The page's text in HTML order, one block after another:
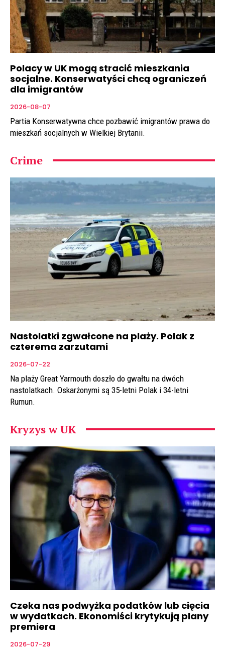
Polacy w UK mogą stracić mieszkania
socjalne. Konserwatyści chcą ograniczeń
dla imigrantów
2026-08-07
Partia Konserwatywna chce pozbawić imigrantów prawa do
mieszkań socjalnych w Wielkiej Brytanii.
Crime
Nastolatki zgwałcone na plaży. Polak z
czterema zarzutami
2026-07-22
Na plaży Great Yarmouth doszło do gwałtu na dwóch
nastolatkach. Oskarżonymi są 35-letni Polak i 34-letni
Rumun.
Kryzys w UK
Czeka nas podwyżka podatków lub cięcia
w wydatkach. Ekonomiści krytykują plany
premiera
2026-07-29